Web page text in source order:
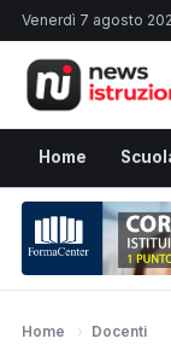
Venerdì 7 agosto
Home
Home › Docenti